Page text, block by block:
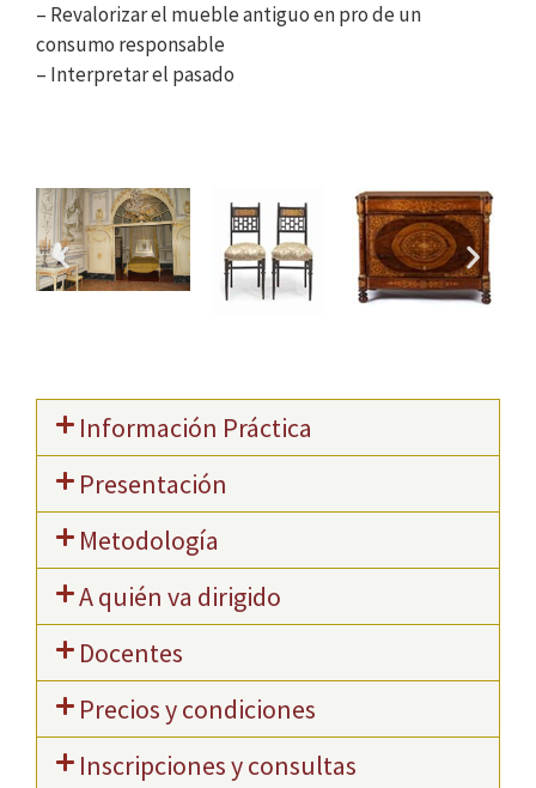
– Revalorizar el mueble antiguo en pro de un
consumo responsable
– Interpretar el pasado
Información Práctica
Presentación
Metodología
A quién va dirigido
Docentes
Precios y condiciones
Inscripciones y consultas